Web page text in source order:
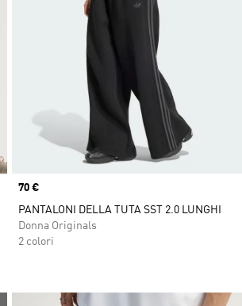
Price
70 €
PANTALONI DELLA TUTA SST 2.0 LUNGHI
Donna Originals
2 colori